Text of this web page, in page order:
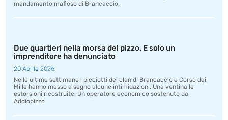
mandamento mafioso di Brancaccio.
Due quartieri nella morsa del pizzo. E solo un
imprenditore ha denunciato
20 Aprile 2026
Nelle ultime settimane i picciotti dei clan di Brancaccio e Corso dei
Mille hanno messo a segno alcune intimidazioni. Una ventina le
estorsioni ricostruite. Un operatore economico sostenuto da
Addiopizzo